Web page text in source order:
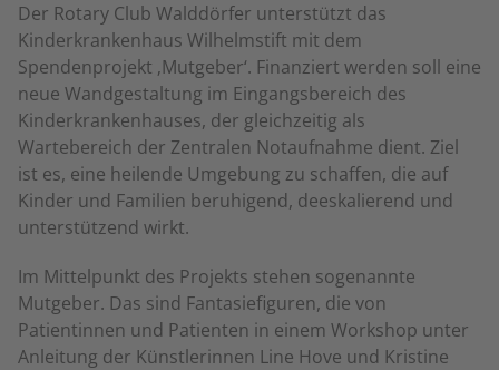
Der Rotary Club Walddörfer unterstützt das
Kinderkrankenhaus Wilhelmstift mit dem
Spendenprojekt ‚Mutgeber‘. Finanziert werden soll eine
neue Wandgestaltung im Eingangsbereich des
Kinderkrankenhauses, der gleichzeitig als
Wartebereich der Zentralen Notaufnahme dient. Ziel
ist es, eine heilende Umgebung zu schaffen, die auf
Kinder und Familien beruhigend, deeskalierend und
unterstützend wirkt.
Im Mittelpunkt des Projekts stehen sogenannte
Mutgeber. Das sind Fantasiefiguren, die von
Patientinnen und Patienten in einem Workshop unter
Anleitung der Künstlerinnen Line Hove und Kristine